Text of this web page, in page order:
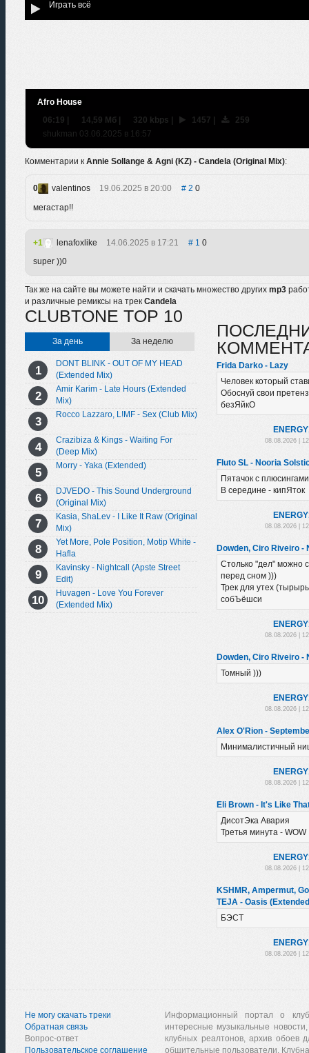
Играть всё
Afro House
06:19 | 14,59 Мб | 320 kbps | 1457 |
259
shukman 03.06.2025 в 16:57
Комментарии к Annie Sollange & Agni (KZ) - Candela (Original Mix):
0 valentinos 19.06.2025 в 20:00 2 0
мегастар!!
1 lenafoxlike 14.06.2025 в 17:21 1 0
super ))0
Так же на сайте вы можете найти и скачать множество других mp3
и различные ремиксы на трек Candela
CLUBTONE TOP 10
За день За неделю
DONT BLINK - OUT OF MY HEAD
(Extended Mix)
Amir Karim - Late Hours (Extended
Mix)
Rocco Lazzaro, L!MF - Sex (Club Mix)
Crazibiza & Kings - Waiting For
(Deep Mix)
Morry - Yaka (Extended)
DJVEDO - This Sound Underground
(Original Mix)
Kasia, ShaLev - I Like It Raw (Original
Mix)
Yet More, Pole Position, Motip White -
Hafla
Kavinsky - Nightcall (Apste Street
Edit)
Huvagen - Love You Forever
(Extended Mix)
Frida Darko - Lazy
Человек который
Обоснуй свои
безЯйкО
08.08.2026 |
Fluto SL - Nooria
Пятачок с плюсингами
В середине - кипЯток
08.08.2026 |
Dowden, Ciro Riveiro -
Столько "дел" можно
перед сном )))
Трек для утех
собЪёшси
08.08.2026 |
Dowden, Ciro Riveiro -
Томный )))
08.08.2026 |
Alex O'Rion -
Минималистичный
08.08.2026 |
Eli Brown - It's Like
ДисотЭка Авария
Третья минута - WOW
08.08.2026 |
KSHMR, Ampermut,
TEJA - Oasis
БЭСТ
08.08.2026 |
Не могу скачать треки
Обратная связь
Вопрос-ответ
Пользовательское соглашение
Информационный портал о
интересные музыкальные
клубных реалтонов, архив обоев
общительные пользователи.